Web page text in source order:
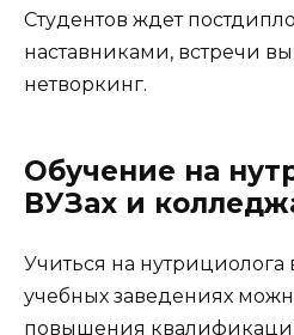
Студентов ждет
наставниками, встречи
нетворкинг.
Обучение на
ВУЗах и
Учиться на
учебных заведениях
повышения